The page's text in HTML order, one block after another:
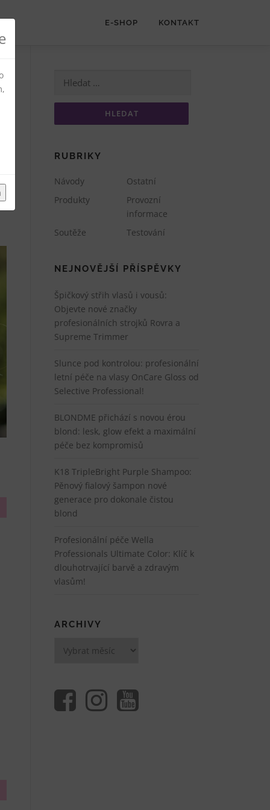
E-SHOP KONTAKT
Vyhledávání
RUBRIKY
Návody
Ostatní
Produkty
Provozní
informace
Soutěže
Testování
NEJNOVĚJŠÍ PŘÍSPĚVKY
Špičkový střih vlasů i vousů:
Objevte nové značky
profesionálních strojků Rovra a
Supreme Trimmer
Slunce pod kontrolou: profesionální
letní péče na vlasy OnCare Gloss od
Selective Professional!
BLONDME přichází s novou érou
blond: lesk, glow efekt a maximální
péče bez kompromisů
K18 TripleBright Purple Shampoo:
Pěnový fialový šampon nové
generace pro dokonale čistou
blond
Profesionální péče Wella
Professionals Ultimate Color: Klíč k
dlouhotrvající barvě a zdravým
vlasům!
ARCHIVY